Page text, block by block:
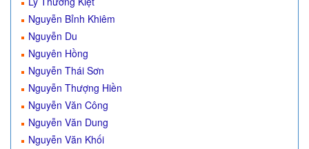
Nguyễn Bỉnh Khiêm
Nguyễn Du
Nguyên Hồng
Nguyễn Thái Sơn
Nguyễn Thượng Hiền
Nguyễn Văn Công
Nguyễn Văn Dung
Nguyễn Văn Khối